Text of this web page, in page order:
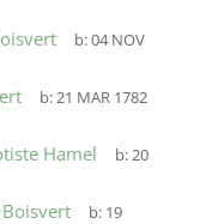
b:04 NOV
b:21 MAR 1782
Hamel b:20
b: 19